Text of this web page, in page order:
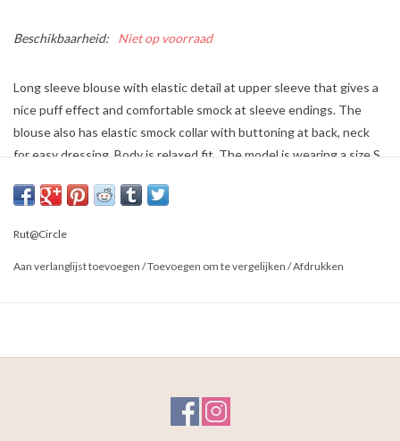
Beschikbaarheid: Niet op voorraad
Long sleeve blouse with elastic detail at upper sleeve that gives a
nice puff effect and comfortable smock at sleeve endings. The
blouse also has elastic smock collar with buttoning at back, neck
for easy dressing. Body is relaxed fit. The model is wearing a size S
Rut@Circle
Aan verlanglijst toevoegen /Toevoegen om te vergelijken /Afdrukken